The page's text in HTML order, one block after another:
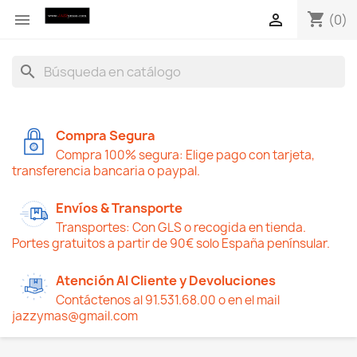
 shopping_cart (0)

search
Compra Segura
Compra 100% segura: Elige pago con tarjeta,
transferencia bancaria o paypal.
Envíos & Transporte
Transportes: Con GLS o recogida en tienda.
Portes gratuitos a partir de 90€ solo España penínsular.
Atención Al Cliente y Devoluciones
Contáctenos al 91.531.68.00 o en el mail
jazzymas@gmail.com